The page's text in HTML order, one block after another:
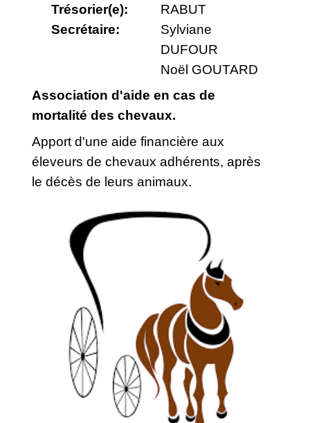
Trésorier(e):
Secrétaire:
RABUT
Sylviane
DUFOUR
Noël GOUTARD
Association d'aide en cas de
mortalité des chevaux.
Apport d'une aide financière aux
éleveurs de chevaux adhérents, après
le décès de leurs animaux.